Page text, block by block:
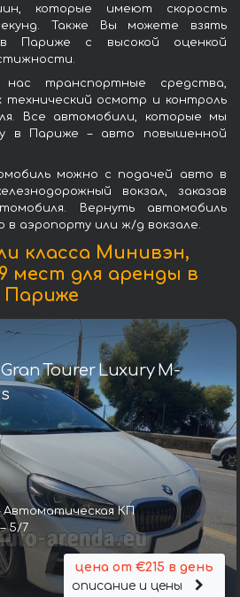
которые имеют скорость
Также Вы можете взять
Париже с высокой оценкой
транспортные средства,
технический осмотр и контроль
Все автомобили, которые мы
в Париже – авто повышенной
можно с подачей авто в
вокзал, заказав
Вернуть автомобиль
аэропорту или ж/д вокзале.
класса Минивэн,
мест для аренды в
Париже
Tourer Luxury M-
Автоматическая КП
5/7
цена от €215 в день
описание и цены